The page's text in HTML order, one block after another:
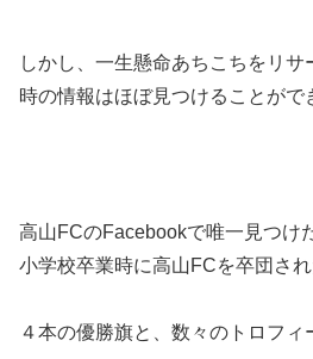
しかし、一生懸命あちこちをリサ
時の情報はほぼ見つけることがで
高山FCのFacebookで唯一見つけ
小学校卒業時に高山FCを卒団さ
４本の優勝旗と、数々のトロフィ